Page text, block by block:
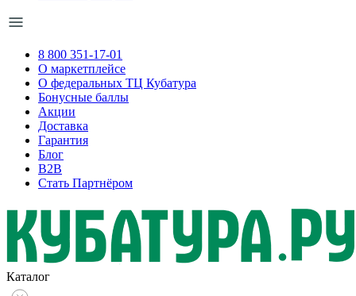
8 800 351-17-01
О маркетплейсе
О федеральных ТЦ Кубатура
Бонусные баллы
Акции
Доставка
Гарантия
Блог
B2B
Стать Партнёром
Каталог